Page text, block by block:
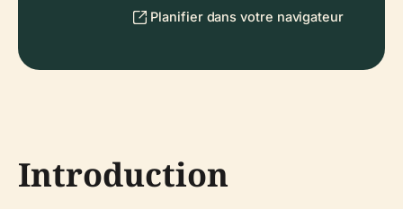
Planifier dans votre navigateur
Introduction